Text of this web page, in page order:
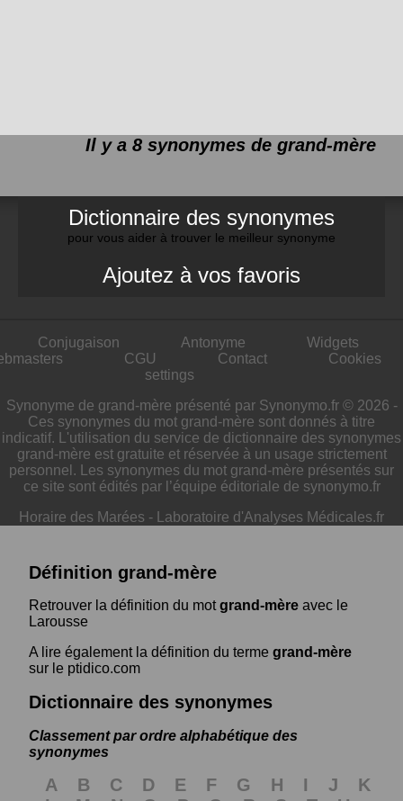
Il y a 8 synonymes de grand-mère
Dictionnaire des synonymes
pour vous aider à trouver le meilleur synonyme
Ajoutez à vos favoris
Conjugaison Antonyme
Widgets
CGU Contact
Cookies
settings
Synonyme de grand-mère présenté par Synonymo.fr © 2026 -
Ces synonymes du mot grand-mère sont donnés à titre
indicatif. L'utilisation du service de dictionnaire des synonymes
grand-mère est gratuite et réservée à un usage strictement
personnel. Les synonymes du mot grand-mère présentés sur
ce site sont édités par l’équipe éditoriale de synonymo.fr
Horaire des Marées - Laboratoire d'Analyses Médicales.fr
Définition grand-mère
Retrouver la définition du motgrand-mère avec le
Larousse
A lire également la définition du terme grand-mère
sur le ptidico.com
Dictionnaire des synonymes
Classement par ordre alphabétique des
synonymes
A B C D E F G H I J
K